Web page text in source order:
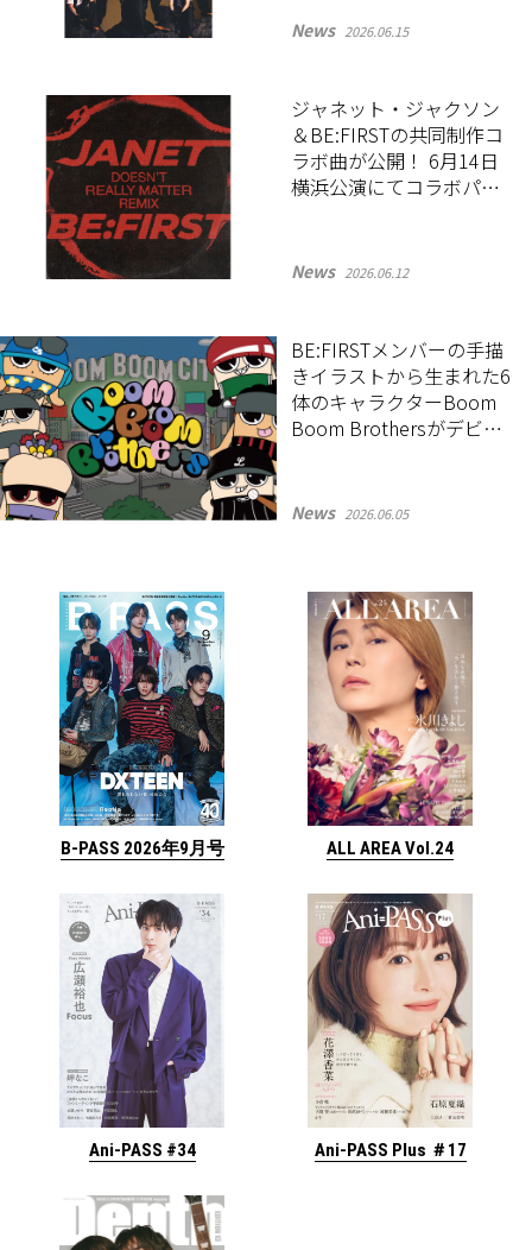
News 2026.06.15
ジャネット・ジャクソン
＆BE:FIRSTの共同制作コ
ラボ曲が公開！ 6月14日
横浜公演にてコラボパフ
News 2026.06.12
BE:FIRSTメンバーの手描
きイラストから生まれた6
体のキャラクターBoom
Boom Brothersがデビュ
News 2026.06.05
B-PASS 2026年9月号 ALL AREA Vol.24
Ani-PASS #34 Ani-PASS Plus ＃17